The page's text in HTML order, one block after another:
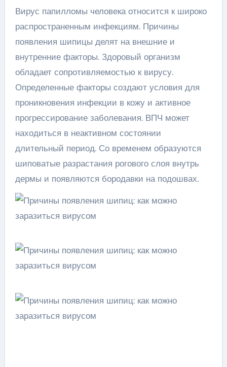
Вирус папилломы человека относится к широко
распространенным инфекциям. Причины
появления шипицы делят на внешние и
внутренние факторы. Здоровый организм
обладает сопротивляемостью к вирусу.
Определенные факторы создают условия для
проникновения инфекции в кожу и активное
прогрессирование заболевания. ВПЧ может
находиться в неактивном состоянии
длительный период. Со временем образуются
шиповатые разрастания рогового слоя внутрь
дермы и появляются бородавки на подошвах.